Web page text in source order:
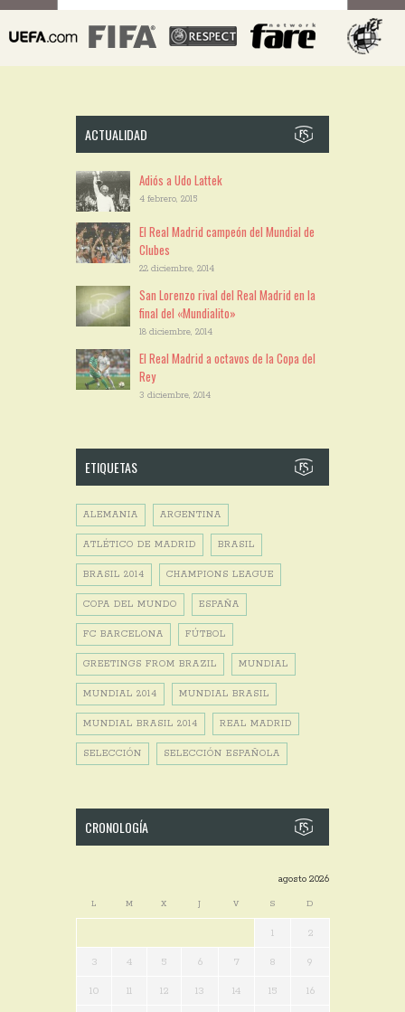
ACTUALIDAD
Adiós a Udo Lattek
4 febrero, 2015
El Real Madrid campeón del Mundial de
Clubes
22 diciembre, 2014
San Lorenzo rival del Real Madrid en la
final del «Mundialito»
18 diciembre, 2014
El Real Madrid a octavos de la Copa del
Rey
3 diciembre, 2014
ETIQUETAS
ALEMANIA ARGENTINA
ATLÉTICO DE MADRID BRASIL
BRASIL 2014 CHAMPIONS LEAGUE
COPA DEL MUNDO ESPAÑA
FC BARCELONA FÚTBOL
GREETINGS FROM BRAZIL MUNDIAL
MUNDIAL 2014 MUNDIAL BRASIL
MUNDIAL BRASIL 2014 REAL MADRID
SELECCIÓN SELECCIÓN ESPAÑOLA
CRONOLOGÍA
agosto 2026
L M X J V S D
1 2
3 4 5 6 7 8 9
10 11 12 13 14 15 16